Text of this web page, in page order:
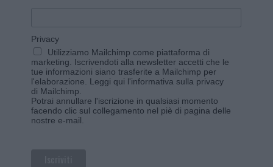
Privacy
Utilizziamo Mailchimp come piattaforma di
marketing. Iscrivendoti alla newsletter accetti che le
tue informazioni siano trasferite a Mailchimp per
l'elaborazione. Leggi qui l'informativa sulla privacy
di Mailchimp
Potrai annullare l'iscrizione in qualsiasi momento
facendo clic sul collegamento nel piè di pagina delle
nostre e-mail.